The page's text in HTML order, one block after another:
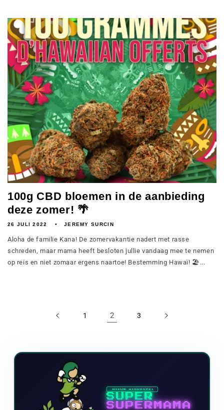
100g CBD bloemen in de aanbieding
deze zomer! 🌴
26 JULI 2022 JEREMY SURCIN
Aloha de familie Kana! De zomervakantie nadert met rasse
schreden, maar mama heeft besloten jullie vandaag mee te nemen
op reis en niet zomaar ergens naartoe! Bestemming Hawaï! 🏖️...
1 2 3
NIEUW VIDEOSPEL
SUPER
SUPERMAMA